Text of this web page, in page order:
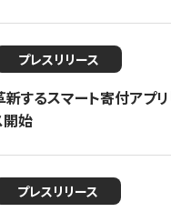
プレスリリース
するスマート寄付アプリ
開始
プレスリリース